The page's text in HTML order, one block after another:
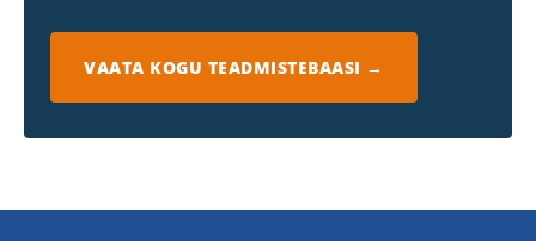
VAATA KOGU TEADMISTEBAASI →